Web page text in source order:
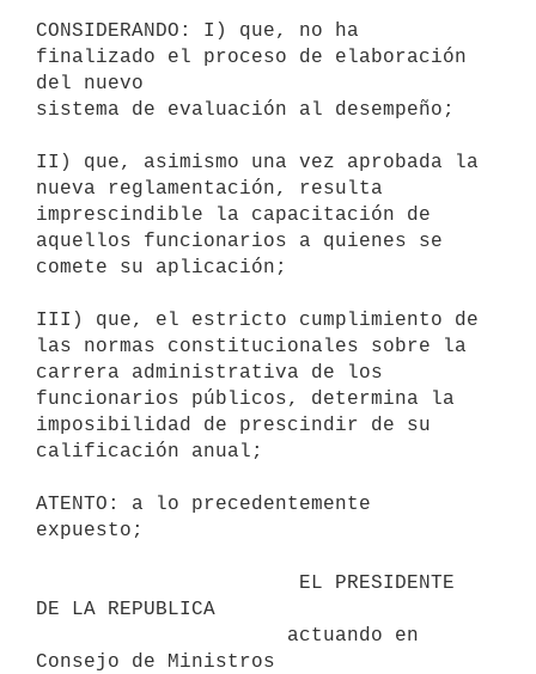
CONSIDERANDO: I) que, no ha
finalizado el proceso de elaboración
del nuevo
sistema de evaluación al desempeño;
II) que, asimismo una vez aprobada la
nueva reglamentación, resulta
imprescindible la capacitación de
aquellos funcionarios a quienes se
comete su aplicación;
III) que, el estricto cumplimiento de
las normas constitucionales sobre la
carrera administrativa de los
funcionarios públicos, determina la
imposibilidad de prescindir de su
calificación anual;
ATENTO: a lo precedentemente
expuesto;
DE LA REPUBLICA
Consejo de Ministros